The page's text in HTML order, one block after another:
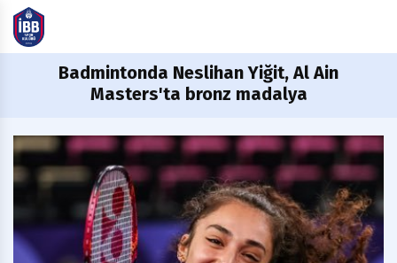
Badmintonda Neslihan Yiğit, Al Ain
Masters'ta bronz madalya